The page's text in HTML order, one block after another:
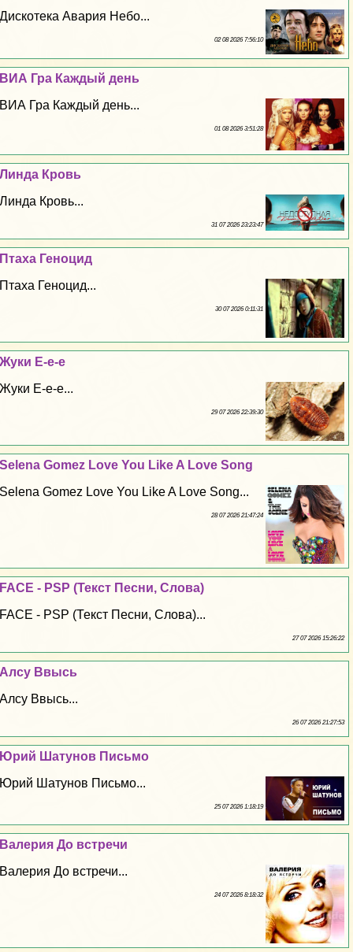
Дискотека Авария Небо...
02 08 2026 7:56:10
ВИА Гра Каждый день
ВИА Гра Каждый день...
01 08 2026 3:51:28
Линда Кровь
Линда Кровь...
31 07 2026 23:23:47
Птаха Геноцид
Птаха Геноцид...
30 07 2026 0:11:31
Жуки Е-е-е
Жуки Е-е-е...
29 07 2026 22:39:30
Selena Gomez Love You Like A Love Song
Selena Gomez Love You Like A Love Song...
28 07 2026 21:47:24
FACE - PSP (Текст Песни, Слова)
FACE - PSP (Текст Песни, Слова)...
27 07 2026 15:26:22
Алсу Ввысь
Алсу Ввысь...
26 07 2026 21:27:53
Юрий Шатунов Письмо
Юрий Шатунов Письмо...
25 07 2026 1:18:19
Валерия До встречи
Валерия До встречи...
24 07 2026 8:18:32